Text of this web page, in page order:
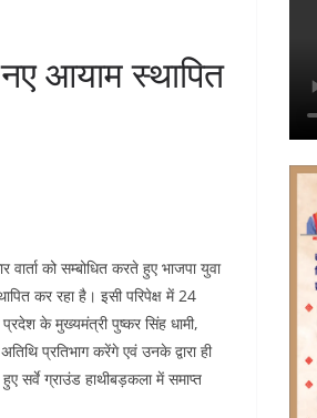
आयाम स्थापित
वार्ता को सम्बोधित करते हुए भाजपा युवा
कर रहा है। इसी परिपेक्ष में 24
के मुख्यमंत्री पुष्कर सिंह धामी,
प्रतिभाग करेंगे एवं उनके द्वारा ही
सर्वे ग्राउंड हाथीबड़कला में समाप्त